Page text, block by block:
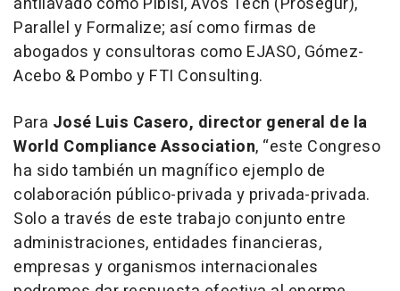
Parallel y Formalize; así como firmas de
abogados y consultoras como EJASO, Gómez-
Acebo & Pombo y FTI Consulting.
Para José Luis Casero, director general de la
World Compliance Association, “este Congreso
ha sido también un magnífico ejemplo de
colaboración público-privada y privada-privada.
Solo a través de este trabajo conjunto entre
administraciones, entidades financieras,
empresas y organismos internacionales